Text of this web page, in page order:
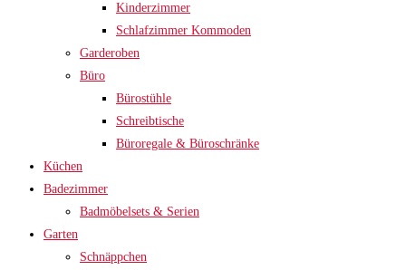
Kinderzimmer
Schlafzimmer Kommoden
Garderoben
Büro
Bürostühle
Schreibtische
Büroregale & Büroschränke
Küchen
Badezimmer
Badmöbelsets & Serien
Garten
Schnäppchen